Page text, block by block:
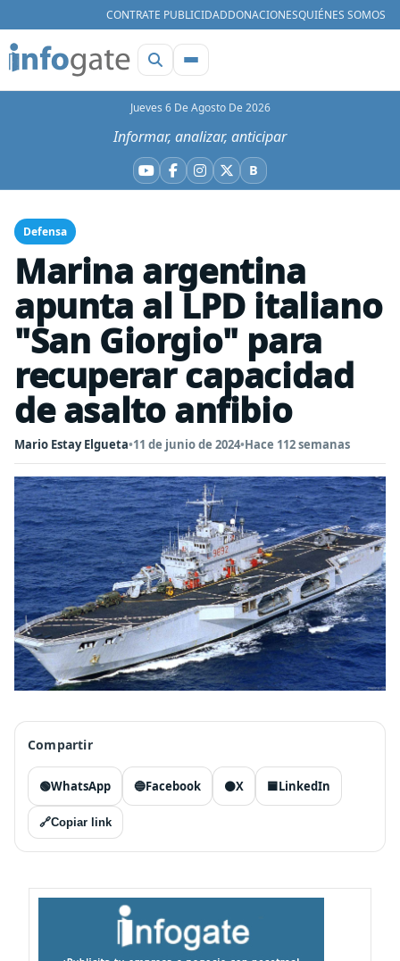
CONTRATE PUBLICIDADDONACIONESQUIÉNES SOMOS
Jueves 6 De Agosto De 2026
Informar, analizar, anticipar
YouTube
Facebook
Instagram
X BBluesky
Defensa
Marina argentina
apunta al LPD italiano
"San Giorgio" para
recuperar capacidad
de asalto anfibio
Mario Estay Elgueta•11 de junio de 2024•Hace 112 semanas
Compartir
🟢WhatsApp 🔵Facebook ⚫X 🟦LinkedIn
🔗Copiar link